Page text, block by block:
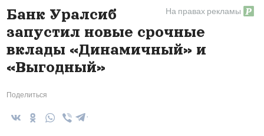
На правах рекламы
Банк Уралсиб
запустил новые срочные
вклады «Динамичный» и
«Выгодный»
Поделиться